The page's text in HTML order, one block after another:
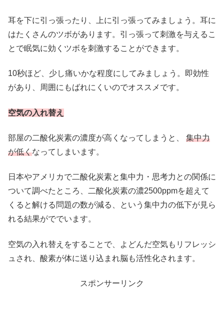
耳を下に引っ張ったり、上に引っ張ってみましょう。耳に
はたくさんのツボがあります。引っ張って刺激を与えるこ
とで眠気に効くツボを刺激することができます。
10秒ほど、少し痛いかな程度にしてみましょう。即効性
があり、周囲にもばれにくいのでオススメです。
空気の入れ替え
部屋の二酸化炭素の濃度が高くなってしまうと、 集中力
が低くなってしまいます。
日本やアメリカで二酸化炭素と集中力・思考力との関係に
ついて調べたところ、二酸化炭素の濃2500ppmを超えて
くると解ける問題の数が減る、という集中力の低下が見ら
れる結果がででいます。
空気の入れ替えをすることで、よどんだ空気もリフレッシ
ュされ、酸素が体に送り込まれ脳も活性化されます。
スポンサーリンク